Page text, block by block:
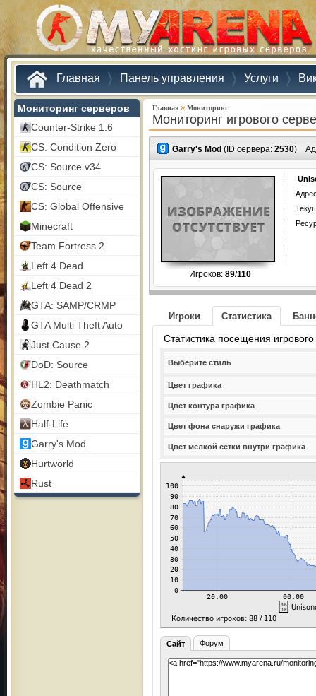
Главная Панель управления Услуги
Мониторинг серверов
Counter-Strike 1.6
CS: Condition Zero
CS: Source v34
CS: Source
CS: Global Offensive
Minecraft
Team Fortress 2
Left 4 Dead
Left 4 Dead 2
GTA: SAMP/CRMP
GTA Multi Theft Auto
Just Cause 2
DoD: Source
HL2: Deathmatch
Zombie Panic
Half-Life
Garry's Mod
Hurtworld
Rust
Главная » Мониторинг
Мониторинг игрового
Garry's Mod (ID сервера: 2530)
Игроков: 89/110
Игроки Статистика
Статистика посещения
Выберите стиль
Цвет графика
Цвет контура графика
Цвет фона снаружи графика
Цвет мелкой сетки внутри графика
Сайт Форум